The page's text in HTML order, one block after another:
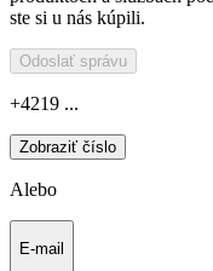
ste si u nás kúpili.
Odoslať správu
+4219 ...
Zobraziť číslo
Alebo
E-mail